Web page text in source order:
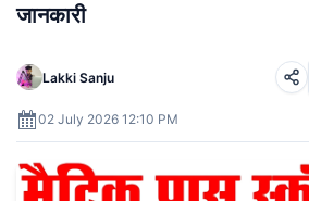
जानकारी
Lakki Sanju
02 July 2026 12:10 PM